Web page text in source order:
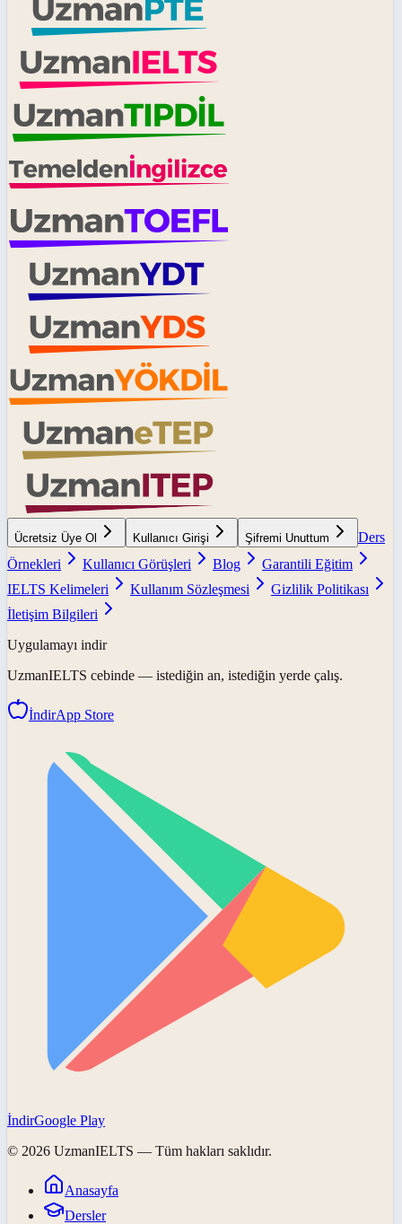
Ücretsiz Üye Ol Kullanıcı Girişi Şifremi Unuttum
Ders
Örnekleri
Kullanıcı Görüşleri Blog
Garantili Eğitim
IELTS Kelimeleri
Kullanım Sözleşmesi
Gizlilik Politikası
İletişim Bilgileri
Uygulamayı indir
UzmanIELTS cebinde — istediğin an, istediğin yerde çalış.
İndirApp Store
İndirGoogle Play
© 2026 UzmanIELTS — Tüm hakları saklıdır.
Anasayfa
Dersler